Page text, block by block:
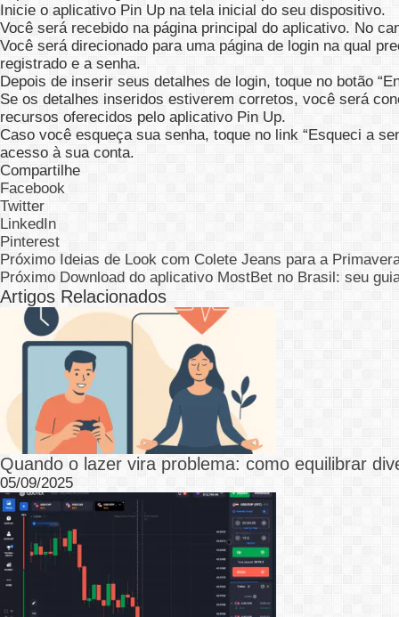
Inicie o aplicativo Pin Up na tela inicial do seu dispositivo.
Você será recebido na página principal do aplicativo. No
Você será direcionado para uma página de login na qual
registrado e a senha.
Depois de inserir seus detalhes de login, toque no botão
Se os detalhes inseridos estiverem corretos, você será
recursos oferecidos pelo aplicativo Pin Up.
Caso você esqueça sua senha, toque no link “Esqueci a
acesso à sua conta.
Compartilhe
Facebook
Twitter
LinkedIn
Pinterest
Próximo Ideias de Look com Colete Jeans para a
Próximo Download do aplicativo MostBet no Brasil: seu
Artigos Relacionados
Quando o lazer vira problema: como equilibrar
05/09/2025